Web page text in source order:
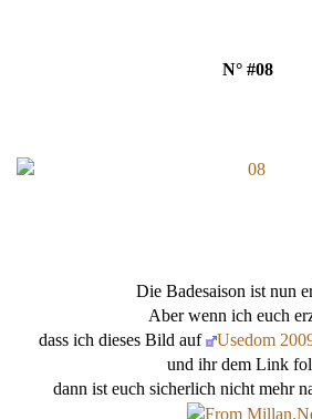
N° #08
Die Badesaison ist nun
Aber wenn ich euch
dass ich dieses Bild auf
Usedom
und ihr dem Link
dann ist euch sicherlich nicht mehr